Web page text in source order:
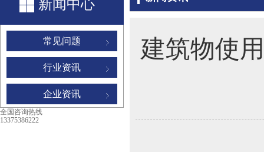
新闻中心
常见问题
行业资讯
企业资讯
全国咨询热线
13375386222
建筑物使用